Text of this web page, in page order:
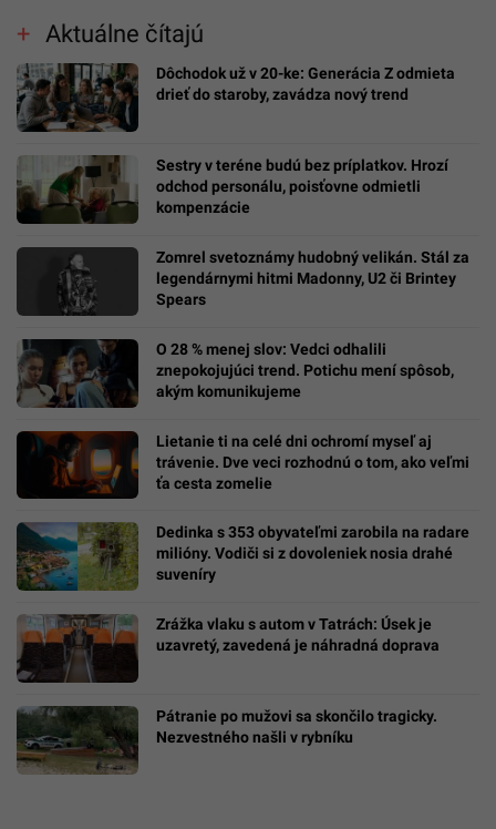
Aktuálne čítajú
Dôchodok už v 20-ke: Generácia Z odmieta
drieť do staroby, zavádza nový trend
Sestry v teréne budú bez príplatkov. Hrozí
odchod personálu, poisťovne odmietli
kompenzácie
Zomrel svetoznámy hudobný velikán. Stál za
legendárnymi hitmi Madonny, U2 či Brintey
Spears
O 28 % menej slov: Vedci odhalili
znepokojujúci trend. Potichu mení spôsob,
akým komunikujeme
Lietanie ti na celé dni ochromí myseľ aj
trávenie. Dve veci rozhodnú o tom, ako veľmi
ťa cesta zomelie
Dedinka s 353 obyvateľmi zarobila na radare
milióny. Vodiči si z dovoleniek nosia drahé
suveníry
Zrážka vlaku s autom v Tatrách: Úsek je
uzavretý, zavedená je náhradná doprava
Pátranie po mužovi sa skončilo tragicky.
Nezvestného našli v rybníku